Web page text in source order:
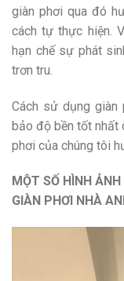
giàn phơi qua đó
cách tự thực hiện.
hạn chế sự phát
trơn tru.
Cách sử dụng giàn
bảo độ bền tốt nhất
phơi của chúng tôi
MỘT SỐ HÌNH
GIÀN PHƠI NHÀ